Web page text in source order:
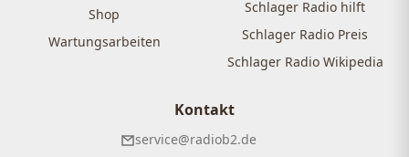
Shop
Wartungsarbeiten
Schlager Radio hilft
Schlager Radio Preis
Schlager Radio Wikipedia
Kontakt
service@radiob2.de